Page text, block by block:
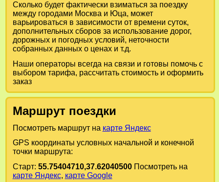
Сколько будет фактически взиматься за поездку
между городами Москваи Юца, может
варьироваться в зависимости от времени суток,
дополнительных сборов за использование дорог,
дорожных и погодных условий, неточности
собранных данных о ценах и т.д.
Наши операторы всегда на связи и готовы помочь с
выбором тарифа, рассчитать стоимость и оформить
заказ
Маршрут поездки
Посмотреть маршрут на карте Яндекс
GPS координаты условных начальной и конечной
точки маршрута:
Старт: 55.75404710,37.62040500Посмотреть на
карте Яндекс, карте Google